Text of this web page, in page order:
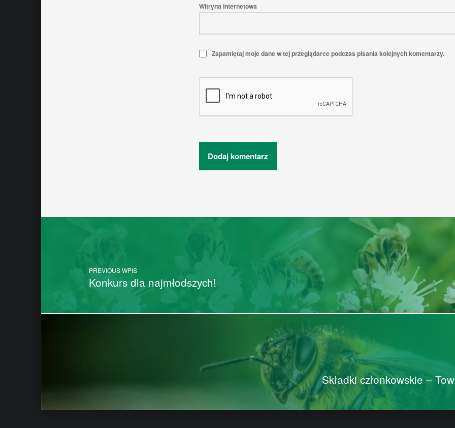
Witryna internetowa
Zapamiętaj moje dane w tej przeglądarce podczas pisania kolejnych komentarzy.
Post navigation
PREVIOUS WPIS
Konkurs dla najmłodszych!
Składki członkowskie –